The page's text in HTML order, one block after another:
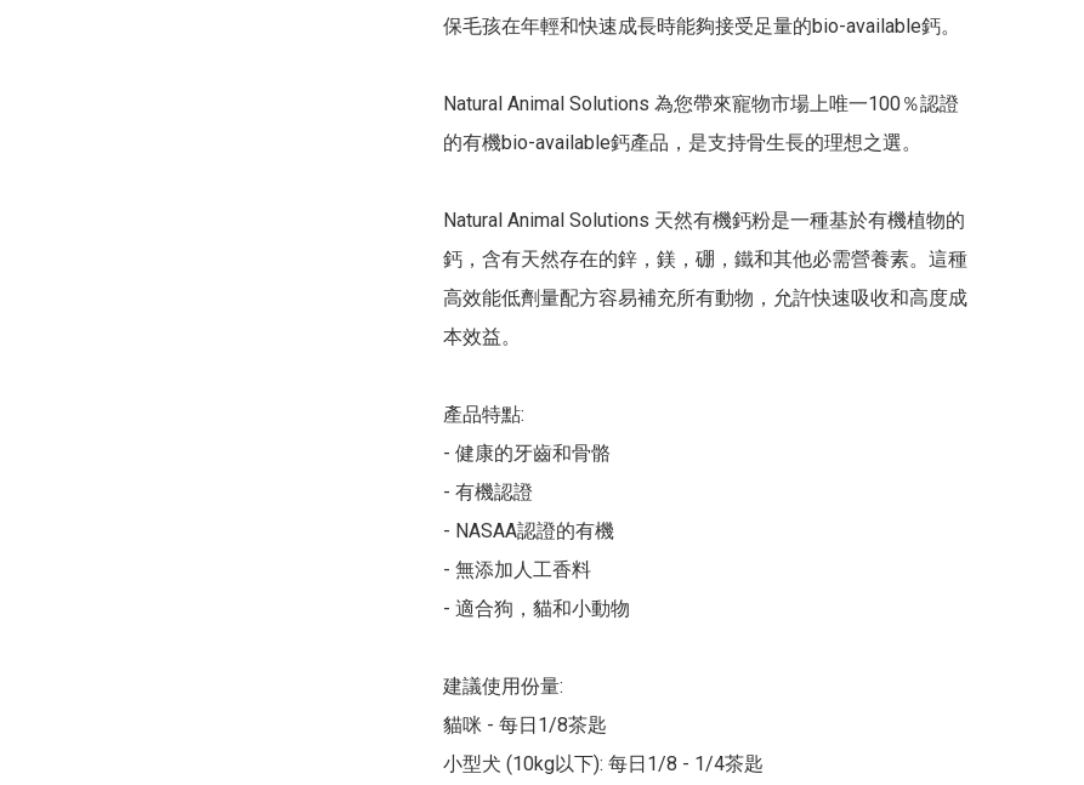
保毛孩在年輕和快速成長時能夠接受足量的bio-available鈣。
Natural Animal Solutions 為您帶來寵物市場上唯一100％認證
的有機bio-available鈣產品，是支持骨生長的理想之選。
Natural Animal Solutions 天然有機鈣粉是一種基於有機植物的
鈣，含有天然存在的鋅，鎂，硼，鐵和其他必需營養素。這種
高效能低劑量配方容易補充所有動物，允許快速吸收和高度成
本效益。
產品特點:
- 健康的牙齒和骨骼
- 有機認證
- NASAA認證的有機
- 無添加人工香料
- 適合狗，貓和小動物
建議使用份量:
貓咪 - 每日1/8茶匙
小型犬 (10kg以下): 每日1/8 - 1/4茶匙